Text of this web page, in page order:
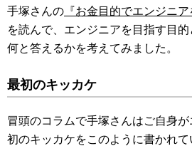
手塚さんの 『お金目的でエンジニ
を読んで、エンジニアを目指す目
何と答えるかを考えてみました。
最初のキッカケ
冒頭のコラムで手塚さんはご自身
初のキッカケをこのように書かれて